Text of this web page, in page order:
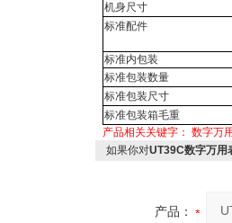
机身尺寸
标准配件
标准内包装
标准包装数量
标准包装尺寸
标准包装箱毛重
产品相关关键字： 数字万
如果你对UT39C数字万用
产品：